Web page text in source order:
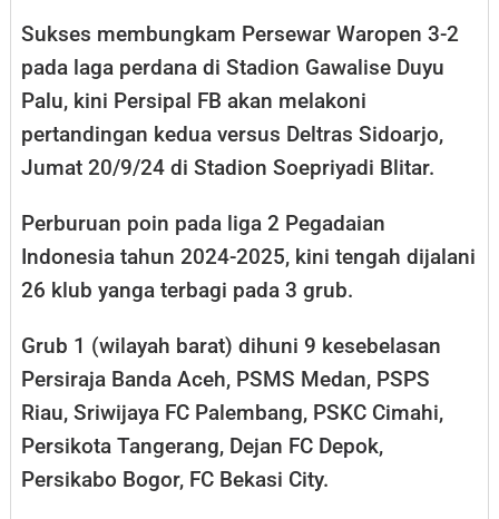
Sukses membungkam Persewar Waropen 3-2
pada laga perdana di Stadion Gawalise Duyu
Palu, kini Persipal FB akan melakoni
pertandingan kedua versus Deltras Sidoarjo,
Jumat 20/9/24 di Stadion Soepriyadi Blitar.
Perburuan poin pada liga 2 Pegadaian
Indonesia tahun 2024-2025, kini tengah dijalani
26 klub yanga terbagi pada 3 grub.
Grub 1 (wilayah barat) dihuni 9 kesebelasan
Persiraja Banda Aceh, PSMS Medan, PSPS
Riau, Sriwijaya FC Palembang, PSKC Cimahi,
Persikota Tangerang, Dejan FC Depok,
Persikabo Bogor, FC Bekasi City.